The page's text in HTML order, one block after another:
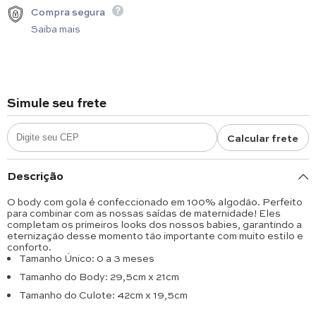
Compra segura
Saiba mais
Simule seu frete
Calcular frete
Descrição
O body com gola é confeccionado em 100% algodão. Perfeito
para combinar com as nossas saídas de maternidade! Eles
completam os primeiros looks dos nossos babies, garantindo a
eternização desse momento tão importante com muito estilo e
conforto.
Tamanho Único: 0 a 3 meses
Tamanho do Body: 29,5cm x 21cm
Tamanho do Culote: 42cm x 19,5cm